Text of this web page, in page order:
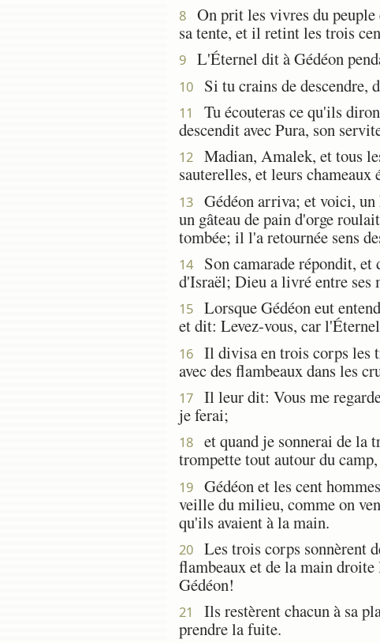
8
On prit les vivres du peuple
sa tente, et il retint les trois
9 L'Éternel dit à Gédéon
10 Si tu crains de descendre,
11
Tu écouteras ce qu'ils
descendit avec Pura, son
12
Madian, Amalek, et tous
sauterelles, et leurs
13
Gédéon arriva; et voici,
un gâteau de pain d'orge
tombée; il l'a retournée sens
14
Son camarade répondit, et
d'Israël; Dieu a livré entre ses
15
Lorsque Gédéon eut
et dit: Levez-vous, car
16
Il divisa en trois corps les
avec des flambeaux dans les
17
Il leur dit: Vous me
je ferai;
18
et quand je sonnerai de la
trompette tout autour du
19
Gédéon et les cent
veille du milieu, comme on
qu'ils avaient à la main.
20
Les trois corps sonnèrent
flambeaux et de la main
Gédéon!
21
Ils restèrent chacun à sa
prendre la fuite.